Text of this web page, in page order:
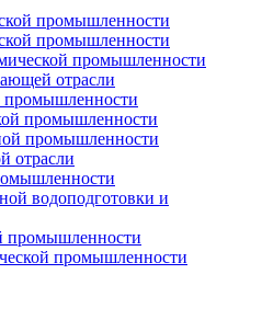
промышленности
промышленности
промышленности
отрасли
промышленности
промышленности
промышленности
отрасли
водоподготовки и
промышленности
промышленности